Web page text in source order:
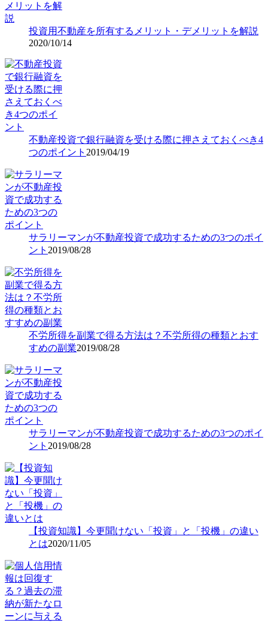
投資用不動産を所有するメリット・デメリットを解説
2020/10/14
不動産投資で銀行融資を受ける際に押さえておくべき4
つのポイント 2019/04/19
サラリーマンが不動産投資で成功するための3つのポイ
ント 2019/08/28
不労所得を副業で得る方法は？不労所得の種類とおす
すめの副業2019/08/28
サラリーマンが不動産投資で成功するための3つのポイ
ント 2019/08/28
【投資知識】今更聞けない「投資」と「投機」の違い
とは2020/11/05